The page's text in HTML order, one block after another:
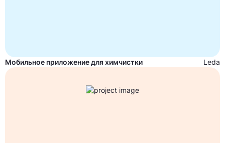
Мобильное приложение для химчистки Leda